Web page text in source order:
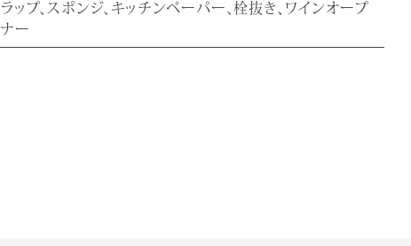
ラップ、スポンジ、キッチンペーパー、栓抜き、ワインオープ
ナー